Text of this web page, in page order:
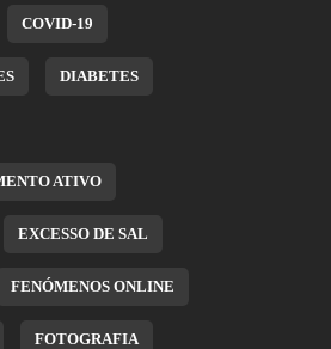
COVID-19
DIABETES
ATIVO
EXCESSO DE SAL
FENÓMENOS ONLINE
FOTOGRAFIA